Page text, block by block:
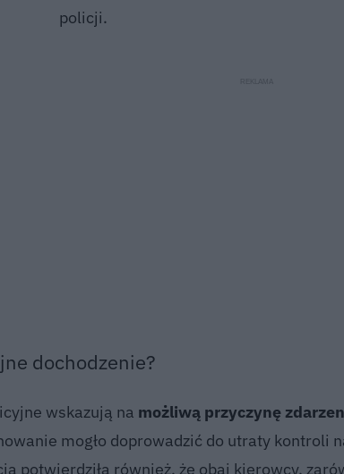
policji.
dochodzenie?
wskazują na możliwą przyczynę
mogło doprowadzić do utraty kontroli
potwierdziła również, że obaj kierowcy,